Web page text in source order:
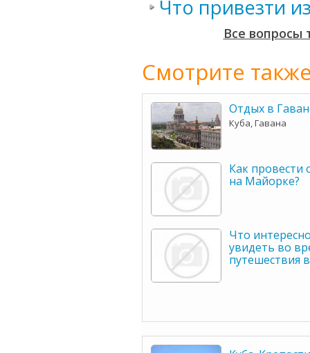
Что привезти
Все вопросы
Смотрите
Отдых в
Куба, Гавана
Как провести
на Майорке?
Что
увидеть во
путешествия